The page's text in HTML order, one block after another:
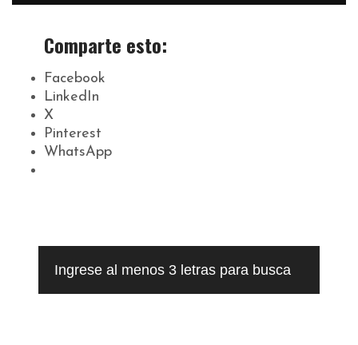
Comparte esto:
Facebook
LinkedIn
X
Pinterest
WhatsApp